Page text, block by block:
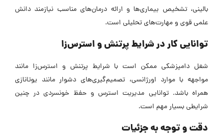
بالینی، تشخیص بیماری‌ها و ارائه درمان‌های مناسب نیازمند دانش
علمی قوی و مهارت‌های تحلیلی است.
توانایی کار در شرایط پرتنش و استرس‌زا
شغل دامپزشکی ممکن است با شرایط پرتنش و استرس‌زا مانند
مواجهه با موارد اورژانسی، تصمیم‌گیری‌های دشوار مانند یوتانازی
همراه باشد. توانایی مدیریت استرس و حفظ خونسردی در چنین
شرایطی بسیار مهم است.
دقت و توجه به جزئیات